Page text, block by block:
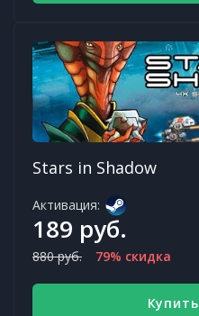
Stars in Shadow
Активация:
189 руб.
880 руб. 79% скидка
Купить